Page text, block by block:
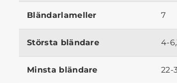
Bländarlameller 7
Största bländare 4-
Minsta bländare 22-